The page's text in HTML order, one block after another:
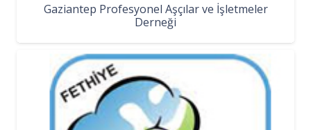
Gaziantep Profesyonel Aşçılar ve İşletmeler
Derneği